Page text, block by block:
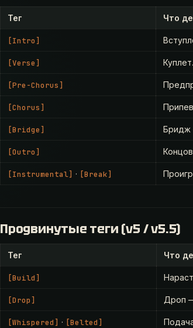
Тег Что
[Intro]
[Verse]
[Pre-Chorus]
[Chorus]
[Bridge] Бридж
[Outro]
[Instrumental] · [Break]
Продвинутые теги (v5 / v5.5)
Тег Что
[Build]
[Drop] Дроп
[Whispered] · [Belted]